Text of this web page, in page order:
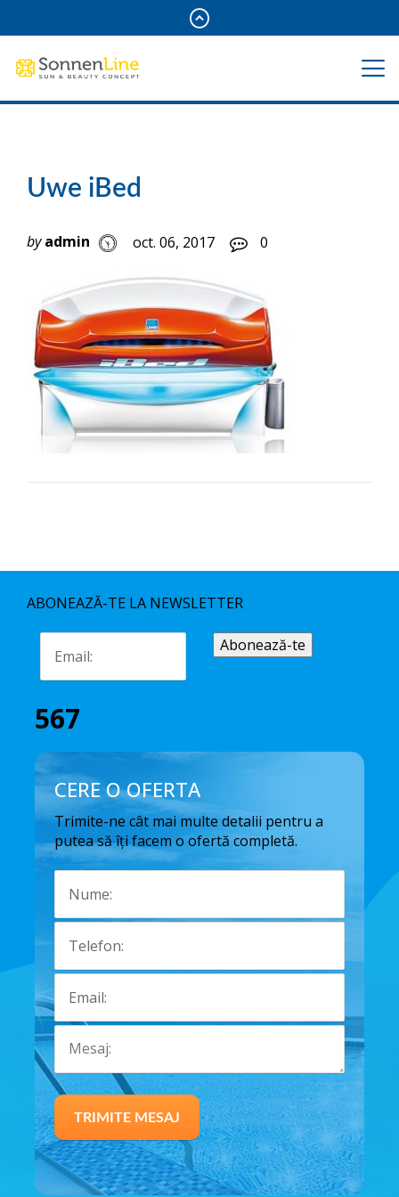
Uwe iBed
by admin oct. 06, 2017 0
ABONEAZĂ-TE LA NEWSLETTER
567
CERE O OFERTA
Trimite-ne cât mai multe detalii pentru a
putea să îți facem o ofertă completă.